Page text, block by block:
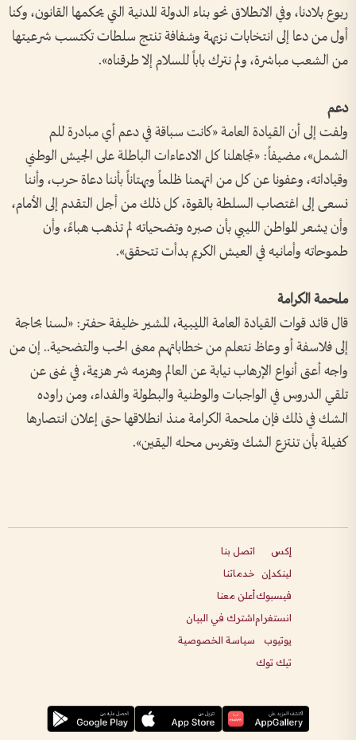
ربوع بلادنا، وفي الانطلاق نحو بناء الدولة المدنية التي يحكمها القانون، وكنا
أول من دعا إلى انتخابات نزيهة وشفافة تنتج سلطات تكتسب شرعيتها
من الشعب مباشرة، ولم نترك باباً للسلام إلا طرقناه».
دعم
ولفت إلى أن القيادة العامة «كانت سباقة في دعم أي مبادرة للم
الشمل»، مضيفاً: «تجاهلنا كل الادعاءات الباطلة على الجيش الوطني
وقياداته، وعفونا عن كل من اتهمنا ظلماً وبهتاناً بأننا دعاة حرب، وأننا
نسعى إلى اغتصاب السلطة بالقوة، كل ذلك من أجل التقدم إلى الأمام،
وأن يشعر المواطن الليبي بأن صبره وتضحياته لم تذهب هباءً، وأن
طموحاته وأمانيه في العيش الكريم بدأت تتحقق».
ملحمة الكرامة
قال قائد قوات القيادة العامة الليبية، المشير خليفة حفتر: «لسنا بحاجة
إلى فلاسفة أو وعاظ نتعلم من خطاباتهم معنى الحب والتضحية.. إن من
واجه أعتى أنواع الإرهاب نيابة عن العالم وهزمه شر هزيمة، في غنى عن
تلقي الدروس في الواجبات والوطنية والبطولة والفداء، ومن راوده
الشك في ذلك فإن ملحمة الكرامة منذ انطلاقها حتى إعلان انتصارها
كفيلة بأن تنتزع الشك وتغرس محله اليقين».
إكس
لينكدإن
فيسبوك
انستغرام
يوتيوب
تيك توك
اتصل بنا
خدماتنا
أعلن معنا
اشترك في البيان
سياسة الخصوصية